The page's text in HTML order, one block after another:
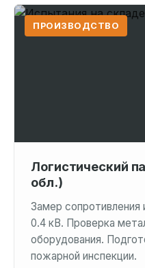
ПРОИЗВОДСТВО
Логистический
обл.)
Замер сопротивления
0.4 кВ. Проверка
оборудования.
пожарной инспекции.